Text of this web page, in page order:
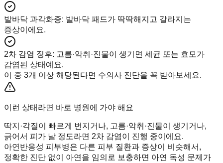
발바닥 과각화증: 발바닥 패드가 딱딱해지고 갈라지는
증상이에요.
2차 감염 징후: 고름·악취·진물이 생기면 세균 또는 효모가
감염된 상태예요.
이 중 3개 이상 해당된다면 수의사 진단을 꼭 받아보세요.
이런 상태라면 바로 병원에 가야 해요
딱지·각질이 빠르게 번지거나, 고름·악취·진물이 생기거나,
긁어서 피가 날 정도라면 2차 감염이 진행 중이에요.
아연반응성 피부병은 다른 피부 질환과 증상이 비슷해서,
정확한 진단 없이 아연을 임의로 보충하면 아연 독성 문제가